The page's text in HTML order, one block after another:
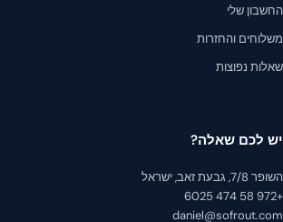
שלי
והחזרות
נפוצות
לכם שאלה?
גבעת זאב, ישראל